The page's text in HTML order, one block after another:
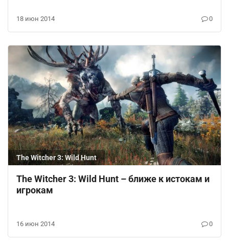
18 июн 2014 0
The Witcher 3: Wild Hunt
The Witcher 3: Wild Hunt – ближе к истокам и
игрокам
16 июн 2014 0